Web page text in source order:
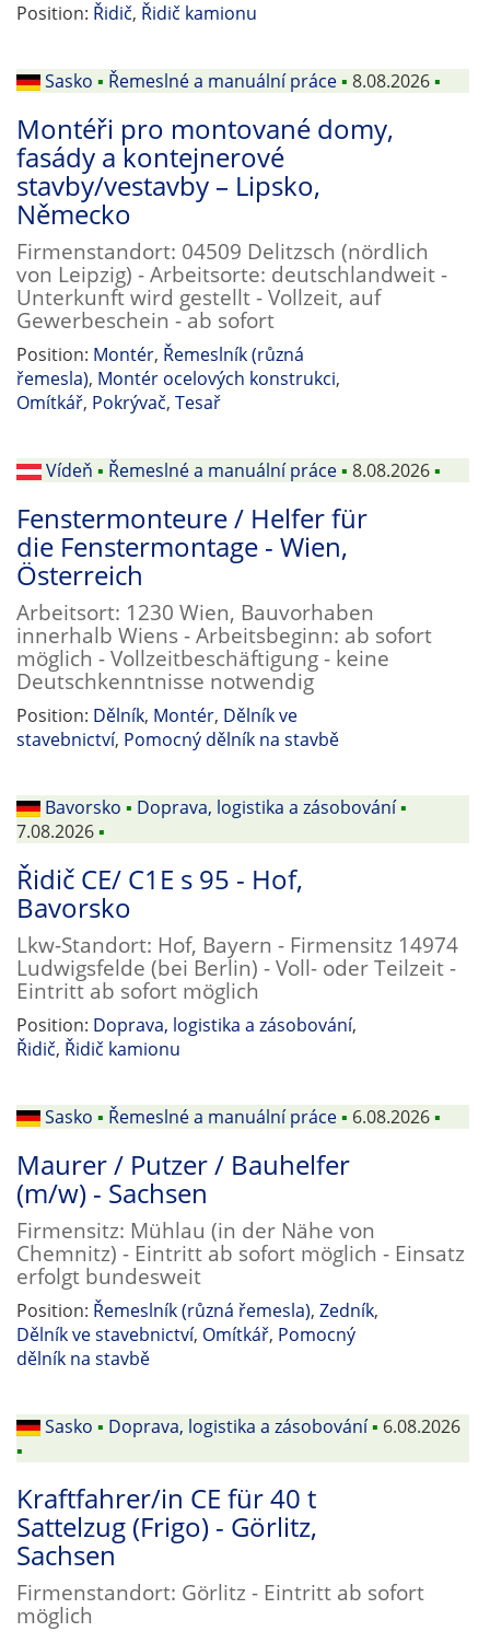
Position: Řidič, Řidič kamionu
Sasko ▪ Řemeslné a manuální práce▪ 8.08.2026▪
Montéři pro montované domy,
fasády a kontejnerové
stavby/vestavby – Lipsko,
Německo
Firmenstandort: 04509 Delitzsch (nördlich
von Leipzig) - Arbeitsorte: deutschlandweit -
Unterkunft wird gestellt - Vollzeit, auf
Gewerbeschein - ab sofort
Position: Montér, Řemeslník (různá
řemesla), Montér ocelových konstrukci,
Omítkář, Pokrývač, Tesař
Vídeň ▪ Řemeslné a manuální práce▪ 8.08.2026▪
Fenstermonteure / Helfer für
die Fenstermontage - Wien,
Österreich
Arbeitsort: 1230 Wien, Bauvorhaben
innerhalb Wiens - Arbeitsbeginn: ab sofort
möglich - Vollzeitbeschäftigung - keine
Deutschkenntnisse notwendig
Position: Dělník, Montér, Dělník ve
stavebnictví, Pomocný dělník na stavbě
Bavorsko ▪ Doprava, logistika a zásobování▪
7.08.2026▪
Řidič CE/ C1E s 95 - Hof,
Bavorsko
Lkw-Standort: Hof, Bayern - Firmensitz 14974
Ludwigsfelde (bei Berlin) - Voll- oder Teilzeit -
Eintritt ab sofort möglich
Position: Doprava, logistika a zásobování,
Řidič, Řidič kamionu
Sasko ▪ Řemeslné a manuální práce▪ 6.08.2026▪
Maurer / Putzer / Bauhelfer
(m/w) - Sachsen
Firmensitz: Mühlau (in der Nähe von
Chemnitz) - Eintritt ab sofort möglich - Einsatz
erfolgt bundesweit
Position: Řemeslník (různá řemesla), Zedník,
Dělník ve stavebnictví, Omítkář, Pomocný
dělník na stavbě
Sasko ▪ Doprava, logistika a zásobování▪ 6.08.2026
▪
Kraftfahrer/in CE für 40 t
Sattelzug (Frigo) - Görlitz,
Sachsen
Firmenstandort: Görlitz - Eintritt ab sofort
möglich